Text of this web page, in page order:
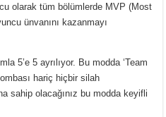
olarak tüm bölümlerde MVP (Most
ünvanını kazanmayı
5’e 5 ayrılıyor. Bu modda ‘Team
hariç hiçbir silah
sahip olacağınız bu modda keyifli